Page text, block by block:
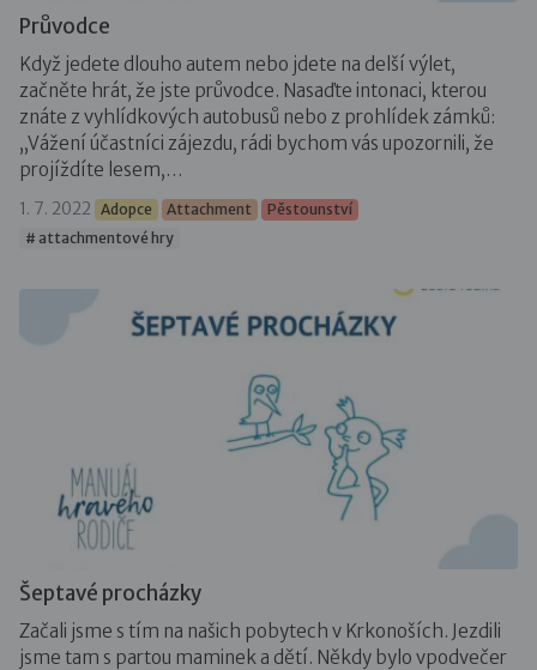
Průvodce
Když jedete dlouho autem nebo jdete na delší výlet,
začněte hrát, že jste průvodce. Nasaďte intonaci, kterou
znáte z vyhlídkových autobusů nebo z prohlídek zámků:
„Vážení účastníci zájezdu, rádi bychom vás upozornili, že
projíždíte lesem,…
1. 7. 2022 Adopce Attachment
Pěstounství
# attachmentové hry
Šeptavé procházky
Začali jsme s tím na našich pobytech v Krkonoších. Jezdili
jsme tam s partou maminek a dětí. Někdy bylo vpodvečer